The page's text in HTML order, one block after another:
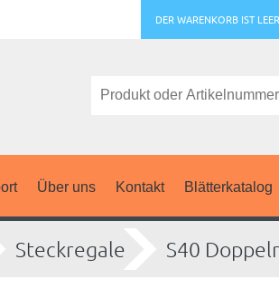
DER WARENKORB IST LEER
Über uns Kontakt Blätterkatalog
Steckregale S40